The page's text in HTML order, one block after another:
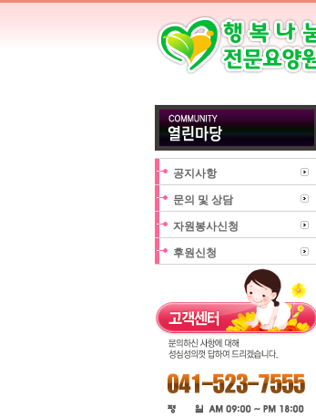
공지사항
문의 및 상담
자원봉사신청
후원신청